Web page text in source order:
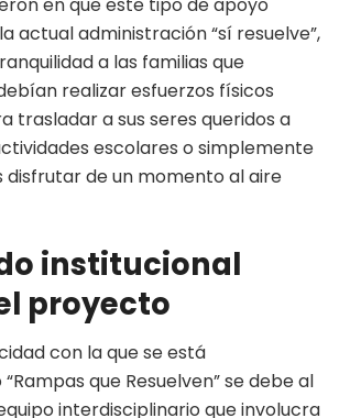
actual administración “sí resuelve”,
a las familias que
realizar esfuerzos físicos
trasladar a sus seres queridos a
escolares o simplemente
de un momento al aire
institucional
proyecto
con la que se está
que Resuelven” se debe al
interdisciplinario que involucra